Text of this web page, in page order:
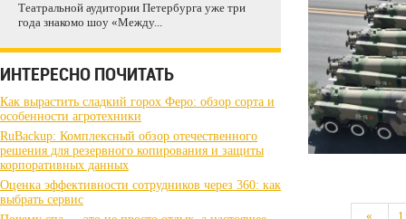
Театральной аудитории Петербурга уже три
года знакомо шоу «Между...
ИНТЕРЕСНО ПОЧИТАТЬ
Как вырастить сладкий горох Феро: обзор сорта и
особенности агротехники
RuBackup: Комплексный обзор отечественного
решения для резервного копирования и защиты
корпоративных данных
Оценка эффективности сотрудников через 360: как
выбрать сервис
« 1